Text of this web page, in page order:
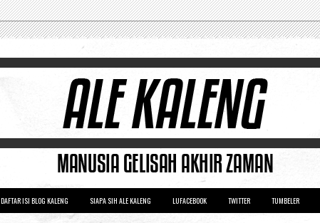
DAFTAR ISI BLOG KALENG SIAPA SIH ALE KALENG LUFACEBOOK TWITTER TUMBELER